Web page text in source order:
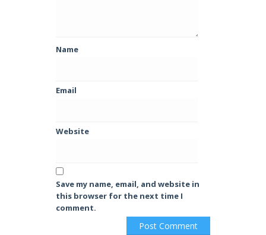
Name
Email
Website
Save my name, email, and website in
this browser for the next time I
comment.